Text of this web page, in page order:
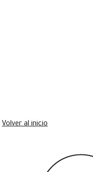
Volver al inicio